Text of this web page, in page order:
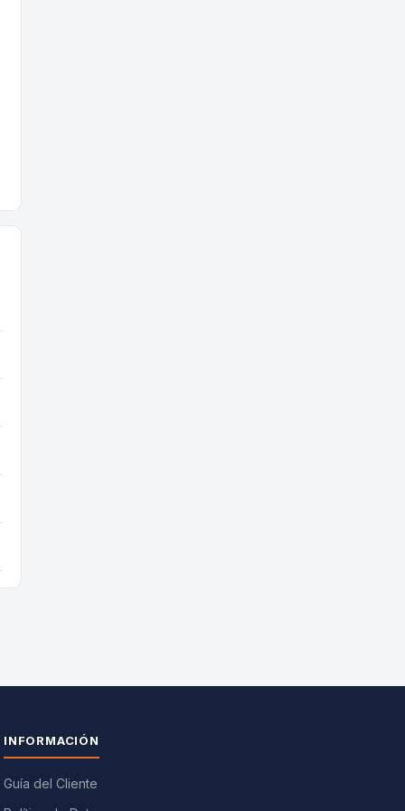
INFORMACIÓN
Guía del Cliente